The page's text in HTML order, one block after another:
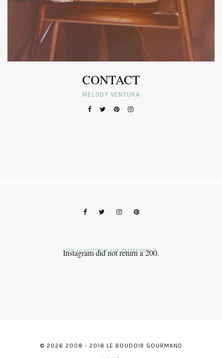
CONTACT
MELODY VENTURA
Instagram did not return a 200.
On se retrouve sur Instagram ?
© 2026 2008 - 2018 LE BOUDOIR GOURMAND